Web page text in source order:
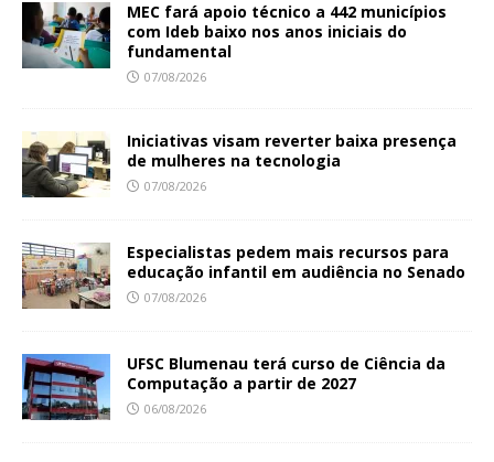
MEC fará apoio técnico a 442 municípios
com Ideb baixo nos anos iniciais do
fundamental
07/08/2026
Iniciativas visam reverter baixa presença
de mulheres na tecnologia
07/08/2026
Especialistas pedem mais recursos para
educação infantil em audiência no Senado
07/08/2026
UFSC Blumenau terá curso de Ciência da
Computação a partir de 2027
06/08/2026